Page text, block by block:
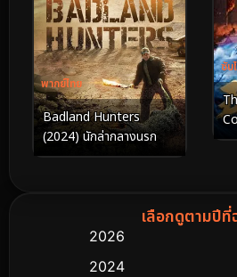
พากย์ไทย
Badland Hunters
(2024) นักล่ากลางนรก
ซับ
ค
เลือกดูตามปีที่
2026
2024